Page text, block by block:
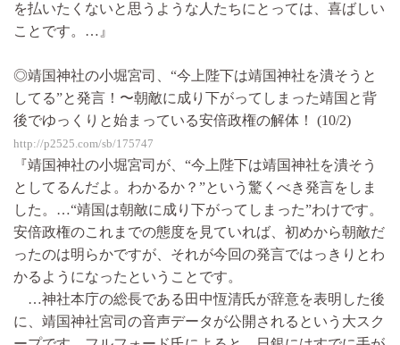
を払いたくないと思うような人たちにとっては、喜ばしい
ことです。…』
◎靖国神社の小堀宮司、“今上陛下は靖国神社を潰そうと
してる”と発言！〜朝敵に成り下がってしまった靖国と背
後でゆっくりと始まっている安倍政権の解体！ (10/2)
http://p2525.com/sb/175747
『靖国神社の小堀宮司が、“今上陛下は靖国神社を潰そう
としてるんだよ。わかるか？”という驚くべき発言をしま
した。…“靖国は朝敵に成り下がってしまった”わけです。
安倍政権のこれまでの態度を見ていれば、初めから朝敵だ
ったのは明らかですが、それが今回の発言ではっきりとわ
かるようになったということです。
…神社本庁の総長である田中恆清氏が辞意を表明した後
に、靖国神社宮司の音声データが公開されるという大スク